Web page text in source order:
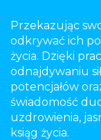
Przekazując
odkrywać ich
życia. Dzięki
odnajdywaniu
potencjałów
świadomość
uzdrowienia,
ksiąg życia.